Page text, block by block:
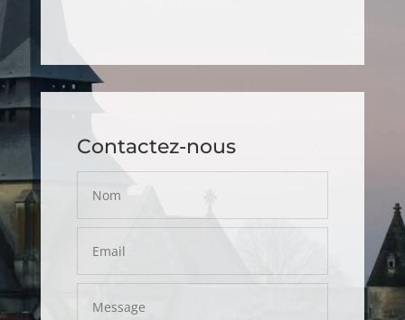
Contactez-nous